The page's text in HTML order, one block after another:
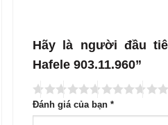
điểm
Hãy là người đầu
Hafele 903.11.960”
Đánh giá của bạn*